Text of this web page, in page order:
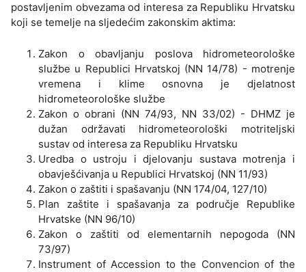
postavljenim obvezama od interesa za Republiku Hrvatsku
koji se temelje na sljedećim zakonskim aktima:
Zakon o obavljanju poslova hidrometeorološke
službe u Republici Hrvatskoj (NN 14/78) - motrenje
vremena i klime osnovna je djelatnost
hidrometeorološke službe
Zakon o obrani (NN 74/93, NN 33/02) - DHMZ je
dužan održavati hidrometeorološki motriteljski
sustav od interesa za Republiku Hrvatsku
Uredba o ustroju i djelovanju sustava motrenja i
obavješćivanja u Republici Hrvatskoj (NN 11/93)
Zakon o zaštiti i spašavanju (NN 174/04, 127/10)
Plan zaštite i spašavanja za područje Republike
Hrvatske (NN 96/10)
Zakon o zaštiti od elementarnih nepogoda (NN
73/97)
Instrument of Accession to the Convencion of the